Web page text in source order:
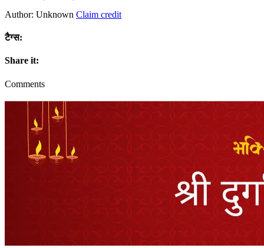
Author: Unknown Claim credit
टैग्स:
Share it:
Comments